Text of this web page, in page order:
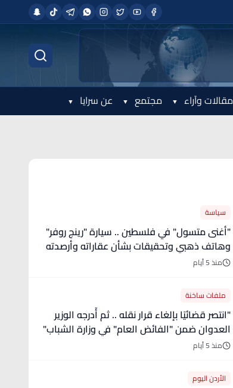
مقالات وآراء مجتمع عن سرايا
سياسة
"أغنى متسول" في فلسطين .. سيارة "رينج روفر"
وهاتف ذهبي وتحقيقات بشأن عقاراته وأرصدته
منذ 5 أيام
ملفات ساخنة
"انتصر قضائيًا بإلغاء قرار نقله .. ثم أُدرجه الوزير
العدوان ضمن "الفائض العام" في وزارة الشباب"
- تفاصيل
منذ 5 أيام
الأردن اليوم